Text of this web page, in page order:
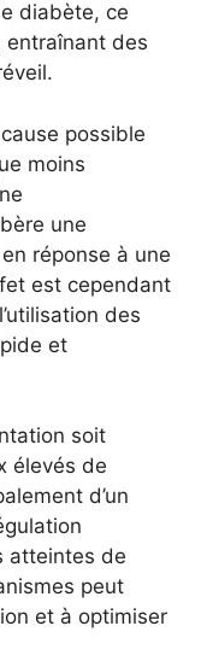
diabète, ce
entraînant des
possible
moins
une
réponse à une
est cependant
des
et
soit
élevés de
d’un
atteintes de
peut
et à optimiser